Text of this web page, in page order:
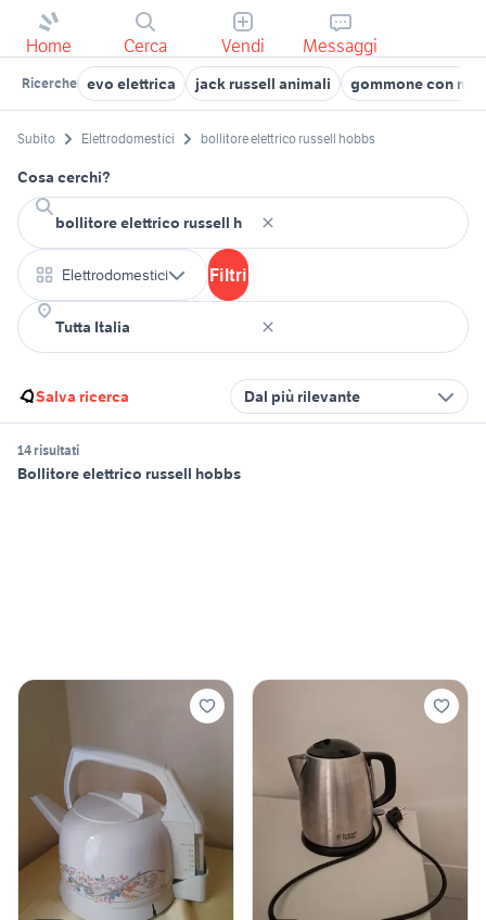
Home Cerca Vendi Messaggi
Ricerche evo elettrica jack russell animali gommone con
Subito Elettrodomestici bollitore elettrico russell hobbs
Cosa cerchi?
Elettrodomestici Filtri
Salva ricerca Dal più rilevante
14 risultati
Bollitore elettrico russell hobbs